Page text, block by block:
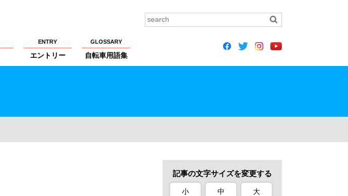
ENTRY
エントリー
GLOSSARY
自転車用語集
記事の文字サイズを変更する
小 中 大